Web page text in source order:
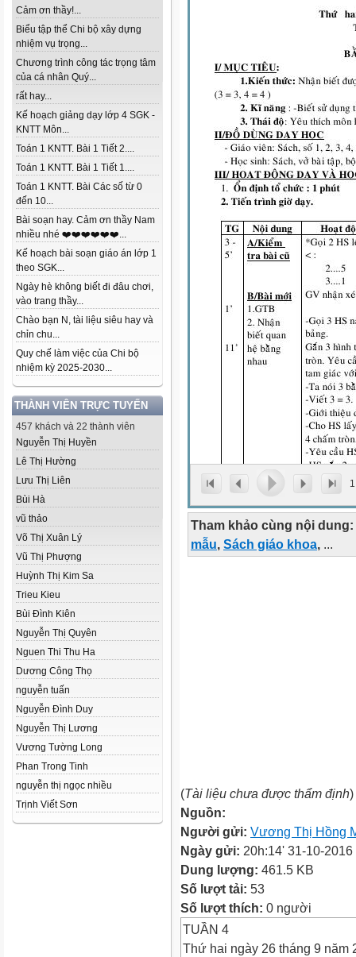
Cảm ơn thầy!...
Biểu tập thể Chi bộ xây dựng
nhiệm vụ trọng...
Chương trình công tác trọng tâm
của cá nhân Quý...
rất hay...
Kế hoạch giảng dạy lớp 4 SGK -
KNTT Môn...
Toán 1 KNTT. Bài 1 Tiết 2....
Toán 1 KNTT. Bài 1 Tiết 1....
Toán 1 KNTT. Bài Các số từ 0
đến 10...
Bài soạn hay. Cảm ơn thầy Nam
nhiều nhé ❤️❤️❤️❤️❤️❤️...
Kế hoạch bài soạn giáo án lớp 1
theo SGK...
Ngày hè không biết đi đâu chơi,
vào trang thầy...
Chào bạn N, tài liệu siêu hay và
chỉn chu...
Quy chế làm việc của Chi bộ
nhiệm kỳ 2025-2030...
THÀNH VIÊN TRỰC TUYẾN
457 khách và 22 thành viên
Nguyễn Thị Huyền
Lê Thị Hường
Lưu Thị Liên
Bùi Hà
vũ thảo
Võ Thị Xuân Lý
Vũ Thị Phượng
Huỳnh Thị Kim Sa
Trieu Kieu
Bùi Đình Kiên
Nguyễn Thị Quyên
Nguen Thi Thu Ha
Dương Công Thọ
nguyễn tuấn
Nguyễn Đình Duy
Nguyễn Thị Lương
Vương Tường Long
Phan Trong Tinh
nguyễn thị ngọc nhiều
Trịnh Viết Sơn
1
Tham khảo cùng nội dung:
mẫu, Sách giáo khoa, ...
(Tài liệu chưa được thẩm định)
Nguồn:
Người gửi: Vương Thị Hồng
Ngày gửi: 20h:14' 31-10-2016
Dung lượng: 461.5 KB
Số lượt tải: 53
Số lượt thích: 0 người
TUẦN 4
Thứ hai ngày 26 tháng 9 năm